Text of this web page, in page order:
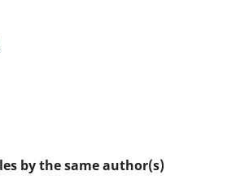
by the same author(s)